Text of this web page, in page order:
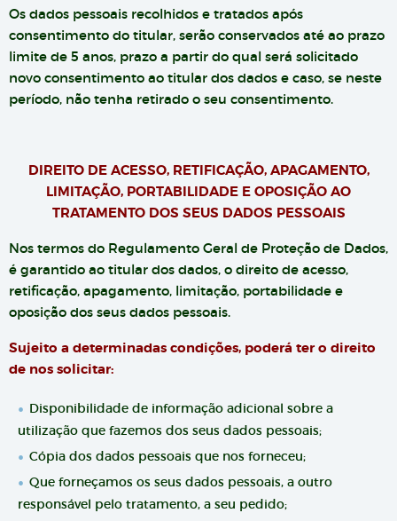
Os dados pessoais recolhidos e tratados após
consentimento do titular, serão conservados até ao prazo
limite de 5 anos, prazo a partir do qual será solicitado
novo consentimento ao titular dos dados e caso, se neste
período, não tenha retirado o seu consentimento.
DIREITO DE ACESSO, RETIFICAÇÃO, APAGAMENTO,
LIMITAÇÃO, PORTABILIDADE E OPOSIÇÃO AO
TRATAMENTO DOS SEUS DADOS PESSOAIS
Nos termos do Regulamento Geral de Proteção de Dados,
é garantido ao titular dos dados, o direito de acesso,
retificação, apagamento, limitação, portabilidade e
oposição dos seus dados pessoais.
Sujeito a determinadas condições, poderá ter o direito
de nos solicitar:
Disponibilidade de informação adicional sobre a
utilização que fazemos dos seus dados pessoais;
Cópia dos dados pessoais que nos forneceu;
Que forneçamos os seus dados pessoais, a outro
responsável pelo tratamento, a seu pedido;